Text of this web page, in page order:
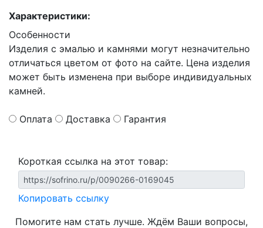
Характеристики:
Особенности
Изделия с эмалью и камнями могут незначительно
отличаться цветом от фото на сайте. Цена изделия
может быть изменена при выборе индивидуальных
камней.
Оплата Доставка Гарантия
Короткая ссылка на этот товар:
Копировать ссылку
Помогите нам стать лучше. Ждём Ваши вопросы,